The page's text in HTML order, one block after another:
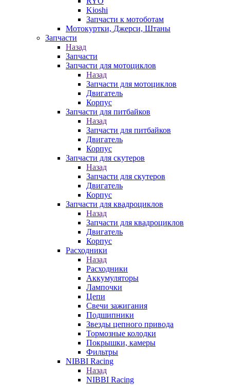
Kioshi
Запчасти к мотоботам
Мотокуртки, Джерси, Штаны
Запчасти
Назад
Запчасти
Запчасти для мотоциклов
Назад
Запчасти для мотоциклов
Двигатель
Корпус
Запчасти для питбайков
Назад
Запчасти для питбайков
Двигатель
Корпус
Запчасти для скутеров
Назад
Запчасти для скутеров
Двигатель
Корпус
Запчасти для квадроциклов
Назад
Запчасти для квадроциклов
Двигатель
Корпус
Расходники
Назад
Расходники
Аккумуляторы
Лампочки
Цепи
Свечи зажигания
Подшипники
Звезды цепного привода
Тормозные колодки
Покрышки, камеры
Фильтры
NIBBI Racing
Назад
NIBBI Racing